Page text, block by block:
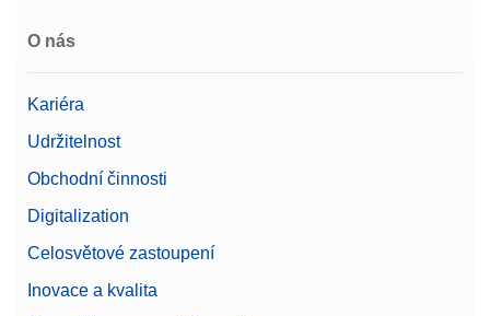
O nás
Kariéra
Udržitelnost
Obchodní činnosti
Digitalization
Celosvětové zastoupení
Inovace a kvalita